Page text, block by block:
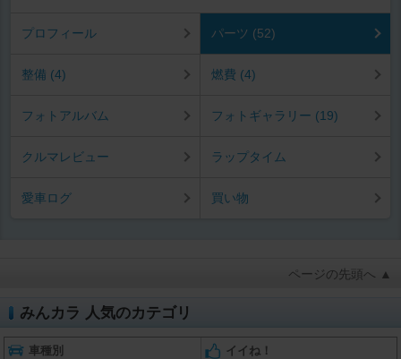
プロフィール パーツ (52)
整備 (4) 燃費 (4)
フォトアルバム フォトギャラリー (19)
クルマレビュー ラップタイム
愛車ログ 買い物
ページの先頭へ ▲
みんカラ 人気のカテゴリ
車種別 イイね！